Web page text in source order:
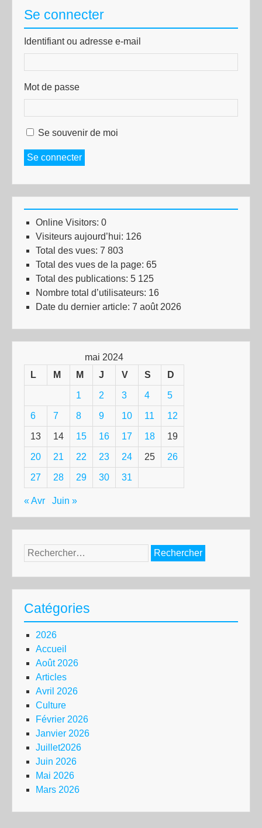
Se connecter
Identifiant ou adresse e-mail
Mot de passe
Se souvenir de moi
Se connecter
Online Visitors: 0
Visiteurs aujourd’hui: 126
Total des vues: 7 803
Total des vues de la page: 65
Total des publications: 5 125
Nombre total d’utilisateurs: 16
Date du dernier article: 7 août 2026
mai 2024
L
M M J V S D
1 2 3 4 5
6 7 8 9 10 11 12
13 14 15 16 17 18 19
20 21 22 23 24 25 26
27 28 29 30 31
« Avr Juin »
Rechercher :
Catégories
2026
Accueil
Août 2026
Articles
Avril 2026
Culture
Février 2026
Janvier 2026
Juillet2026
Juin 2026
Mai 2026
Mars 2026